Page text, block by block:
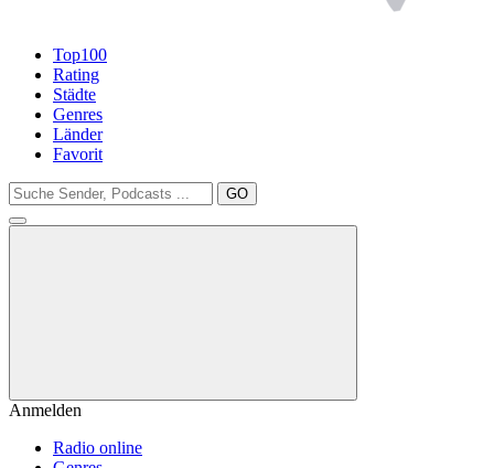
Top100
Rating
Städte
Genres
Länder
Favorit
GO
Anmelden
Radio online